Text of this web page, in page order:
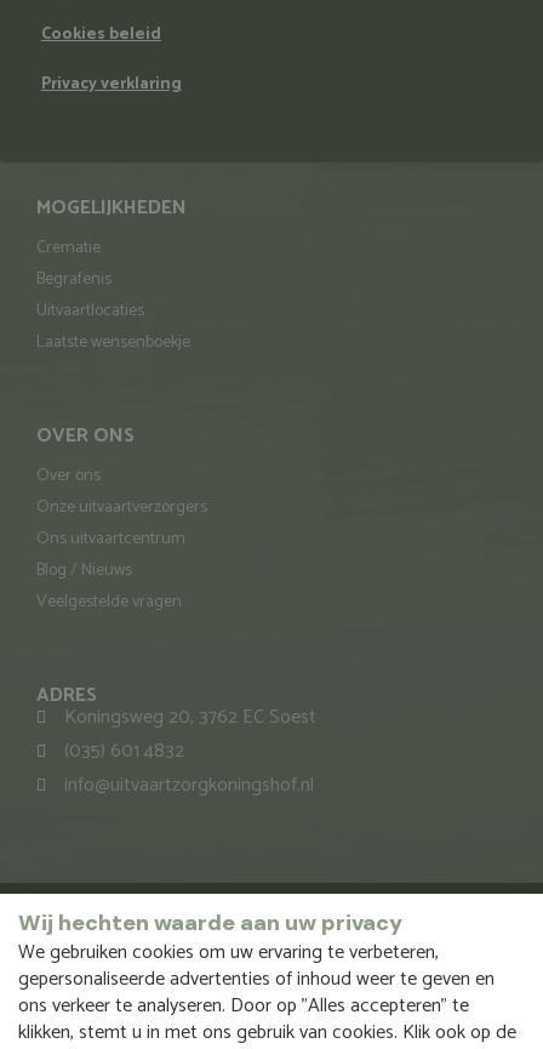
ADRES
Koningsweg 20, 3762 EC Soest
(035) 601 4832
info@uitvaartzorgkoningshof.nl
OVER ONS
Over ons
Onze uitvaartverzorgers
Ons uitvaartcentrum
Blog / Nieuws
Veelgestelde vragen
MOGELIJKHEDEN
Crematie
Begrafenis
Uitvaartlocaties
Laatste wensenboekje
Cookies beleid
Privacy verklaring
Copyright 2026 – Funus B.V.
Onze vestigingen: Uitvaart Boerhaave Funus Uitvaartzorg
Lingese Uitvaartzorg Uitvaartzorg Bommelerwaard
Brummense Uitvaartzorg Torenstad Uitvaartzorg Lochem
Valleilaan Uitvaartzorg Uitvaartzorg Degroot Uitvaartzorg Baarn
Wij hechten waarde aan uw privacy
We gebruiken cookies om uw ervaring te verbeteren,
gepersonaliseerde advertenties of inhoud weer te geven en
ons verkeer te analyseren. Door op "Alles accepteren" te
klikken, stemt u in met ons gebruik van cookies. Klik ook op de